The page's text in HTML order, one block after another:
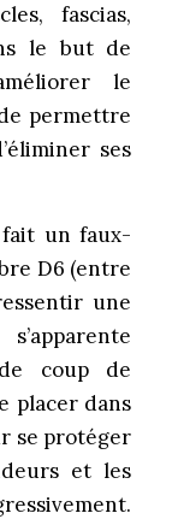
fascias,
le but de
le
permettre
ses
un faux-
D6 (entre
une
coup de
placer dans
se protéger
et les